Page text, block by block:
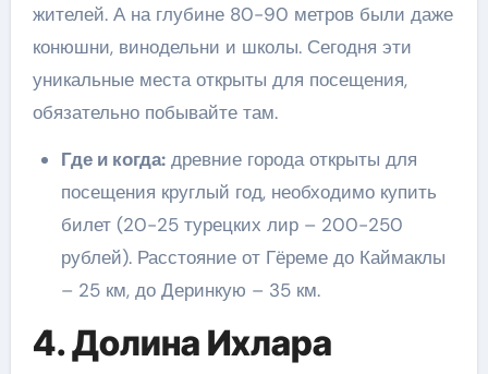
жителей. А на глубине 80-90 метров были даже
конюшни, винодельни и школы. Сегодня эти
уникальные места открыты для посещения,
обязательно побывайте там.
Где и когда:древние города открыты для
посещения круглый год, необходимо купить
билет (20-25 турецких лир – 200-250
рублей). Расстояние от Гёреме до Каймаклы
– 25 км, до Деринкую – 35 км.
4. Долина Ихлара